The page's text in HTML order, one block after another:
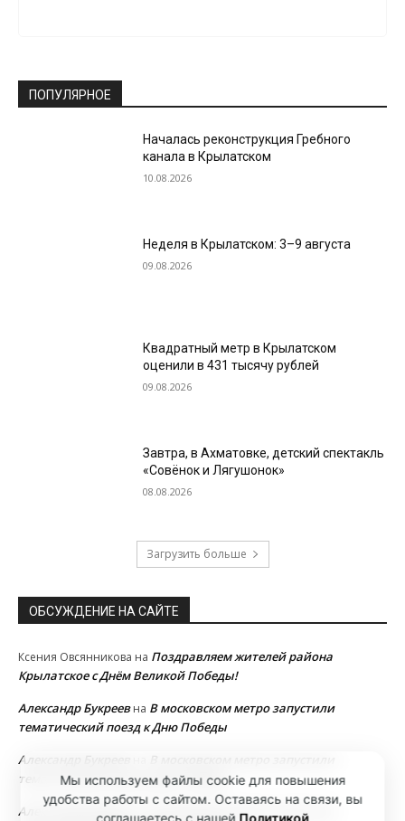
ПОПУЛЯРНОЕ
Началась реконструкция Гребного
канала в Крылатском
10.08.2026
Неделя в Крылатском: 3–9 августа
09.08.2026
Квадратный метр в Крылатском
оценили в 431 тысячу рублей
09.08.2026
Завтра, в Ахматовке, детский спектакль
«Совёнок и Лягушонок»
08.08.2026
Загрузить больше
ОБСУЖДЕНИЕ НА САЙТЕ
Ксения Овсянникова на Поздравляем жителей района
Крылатское с Днём Великой Победы!
Александр Букреевна В московском метро запустили
тематический поезд к Дню Победы
Александр Букреев
тематический поезд к Дню Победы
Александр Букреев
В московском метро запустили
Мы используем файлы cookie для повышения
удобства работы с сайтом. Оставаясь на связи, вы
соглашаетесь с нашей Политикой